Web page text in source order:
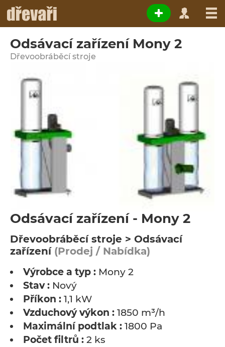
Odsávací zařízení Mony 2
Dřevoobráběcí stroje
Odsávací zařízení - Mony 2
Dřevoobráběcí stroje > Odsávací
zařízení(Prodej / Nabídka)
Výrobce a typ : Mony 2
Stav : Nový
Příkon : 1,1 kW
Vzduchový výkon : 1850 m³/h
Maximální podtlak : 1800 Pa
Počet filtrů : 2 ks